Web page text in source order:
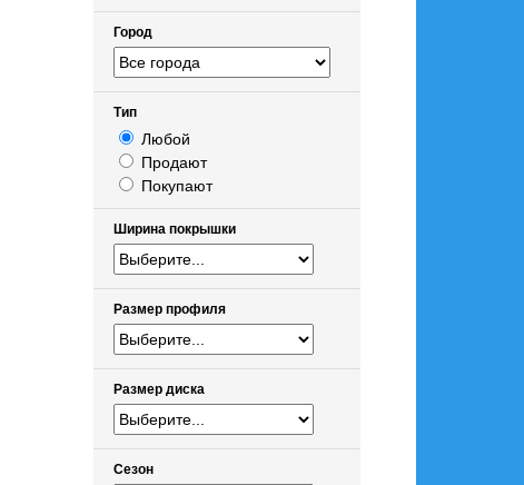
Город
Тип
Любой
Продают
Покупают
Ширина покрышки
Размер профиля
Размер диска
Сезон